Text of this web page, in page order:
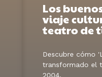
Los
viaje
teatro de
Descubre cómo
transformado el
2004.